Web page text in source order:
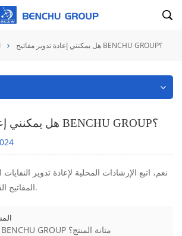
هل يمكنني إعادة تدوير مفاتيح BENCHU GROUP؟
هل يمكنني إعادة تدوير مفاتيح BENCHU GROUP؟
نعم، اتبع الإرشادات المحلية لإعادة تدوير
المفاتيح القديمة بطريقة مسؤولة.
كيف تضمن BENCHU GROUP متانة المنتج؟